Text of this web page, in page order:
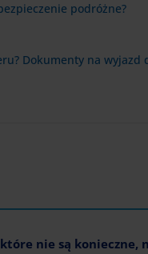
podróżne?
Dokumenty na wyjazd
nie są konieczne,